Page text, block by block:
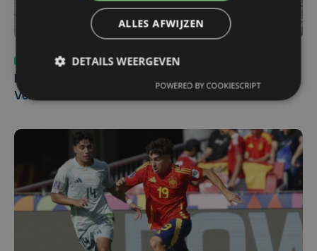
Sport
do 6 augustus | 10:49
Ventoux
ALLES AFWIJZEN
DETAILS WEERGEVEN
POWERED BY COOKIESCRIPT